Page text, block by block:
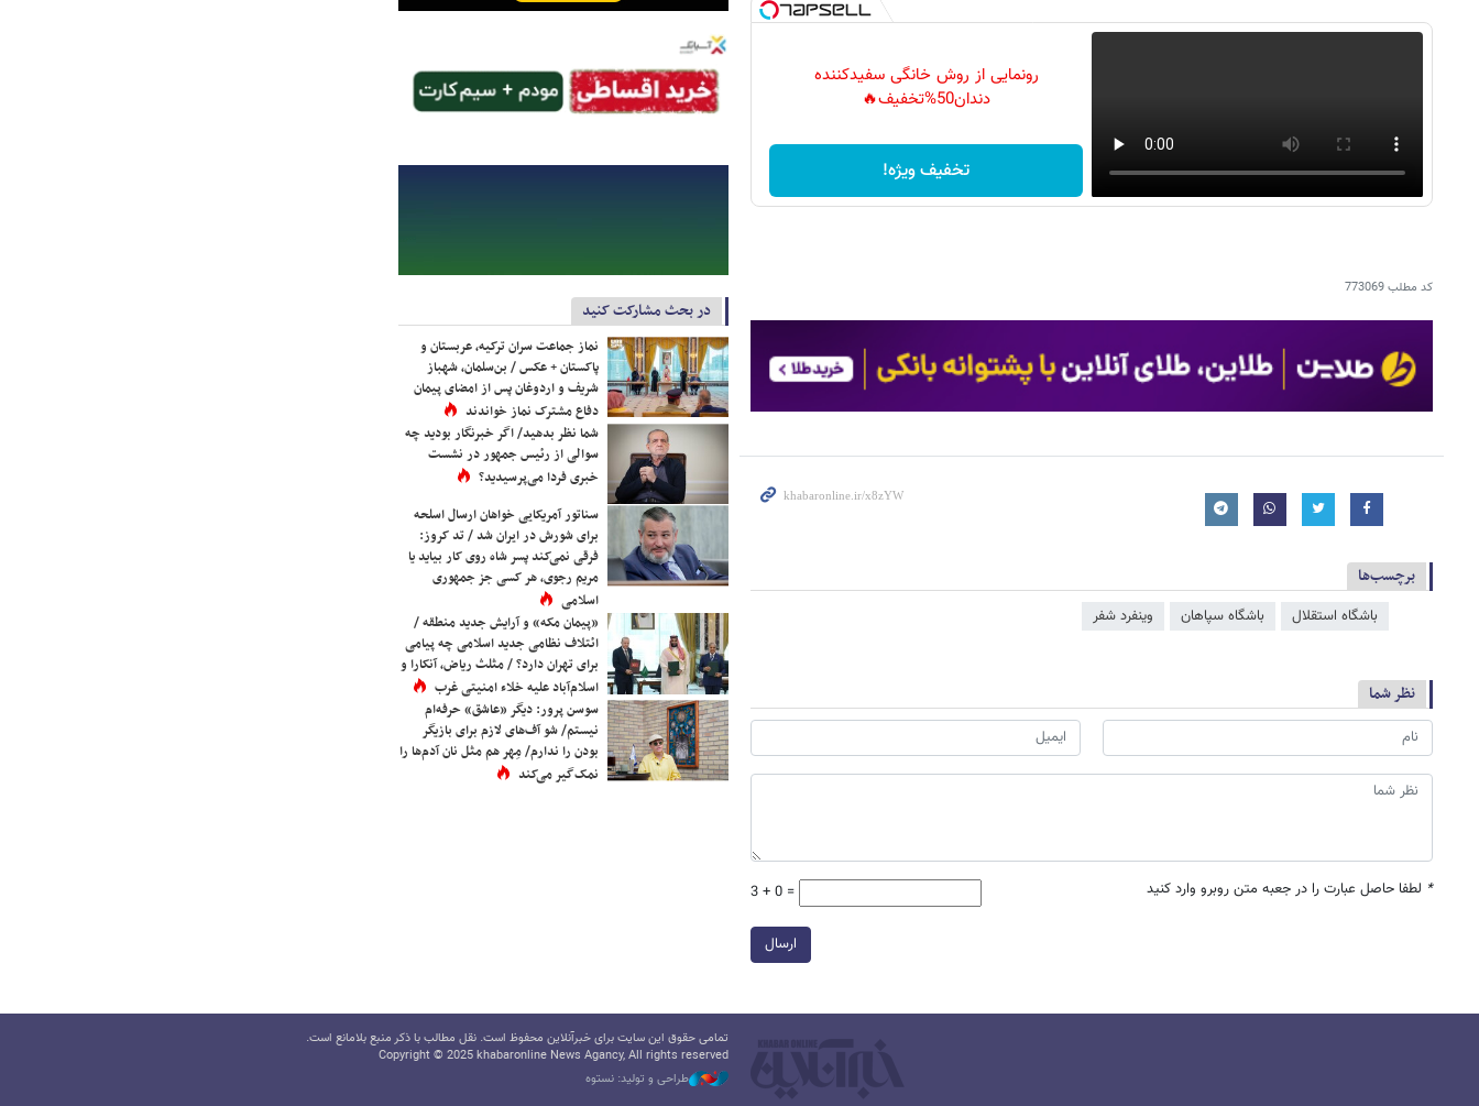
رونمایی از روش خانگی سفیدکننده
دندان50%تخفیف🔥
تخفیف ویژه!
کد مطلب773069
برچسب‌ها
باشگاه استقلال باشگاه سپاهان وینفرد شفر
نظر شما
* لطفا حاصل عبارت را در جعبه متن روبرو وارد کنید 3 + 0 =
ارسال
در بحث مشارکت کنید
نماز جماعت سران ترکیه، عربستان و
پاکستان + عکس / بن‌سلمان، شهباز
شریف و اردوغان پس از امضای پیمان
دفاع مشترک نماز خواندند
شما نظر بدهید/ اگر خبرنگار بودید چه
سوالی از رئیس جمهور در نشست
خبری فردا می‌پرسیدید؟
سناتور آمریکایی خواهان ارسال اسلحه
برای شورش در ایران شد / تد کروز:
فرقی نمی‌کند پسر شاه روی کار بیاید یا
مریم رجوی، هر کسی جز جمهوری
اسلامی
«پیمان مکه» و آرایش جدید منطقه /
ائتلاف نظامی جدید اسلامی چه پیامی
برای تهران دارد؟ / مثلث ریاض، آنکارا و
اسلام‌آباد علیه خلاء امنیتی غرب
سوسن پرور: دیگر «عاشق» حرفه‌ام
نیستم/ شو آف‌های لازم برای بازیگر
بودن را ندارم/ مِهر هم مثل نان آدم‌ها را
نمک‌گیر می‌کند
تمامی حقوق این سایت برای خبرآنلاین محفوظ است. نقل مطالب با ذکر منبع بلامانع است.
Copyright © 2025 khabaronline News Agancy, All rights reserved
طراحی و تولید: نستوه